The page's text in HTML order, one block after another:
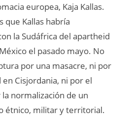
europea, Kaja Kallas.
que Kallas habría
la Sudáfrica del apartheid
el pasado mayo. No
por una masacre, ni por
Cisjordania, ni por el
la normalización de un
étnico, militar y territorial.